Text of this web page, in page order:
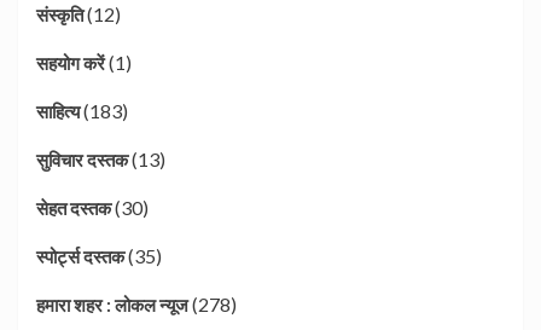
संस्कृति(12)
सहयोग करें(1)
साहित्य(183)
सुविचार दस्तक(13)
सेहत दस्तक(30)
स्पोर्ट्स दस्तक(35)
हमारा शहर : लोकल न्यूज(278)